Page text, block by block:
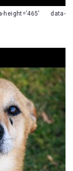
data-